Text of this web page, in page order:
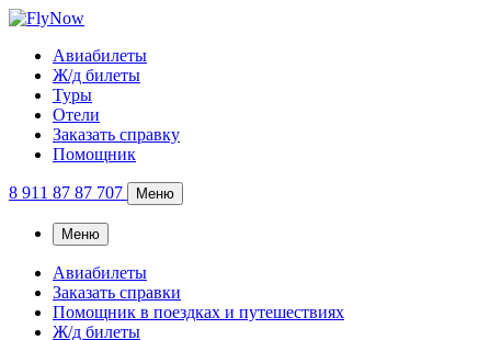
Авиабилеты
Ж/д билеты
Туры
Отели
Заказать справку
Помощник
8 911 87 87 707 Меню
Меню
Авиабилеты
Заказать справки
Помощник в поездках и путешествиях
Ж/д билеты